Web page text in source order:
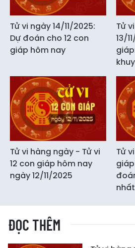
Tử vi ngày 14/11/2025:
Dự đoán cho 12 con
giáp hôm nay
Tử
13/
Tử vi hàng ngày - Tử vi
12 con giáp hôm nay
ngày 12/11/2025
Tử
giáp
nhất
ĐỌC THÊM